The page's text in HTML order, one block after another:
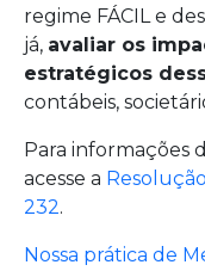
regime FÁCIL e
já, avaliar os
estratégicos
contábeis,
Para informações
acesse a
232.
Nossa prática de